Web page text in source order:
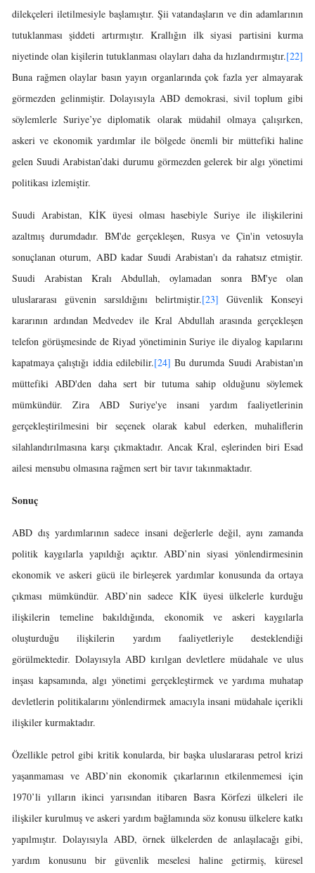
dilekçeleri iletilmesiyle başlamıştır. Şii vatandaşların ve din adamlarının
tutuklanması şiddeti artırmıştır. Krallığın ilk siyasi partisini kurma
niyetinde olan kişilerin tutuklanması olayları daha da hızlandırmıştır.[22]
Buna rağmen olaylar basın yayın organlarında çok fazla yer almayarak
görmezden gelinmiştir. Dolayısıyla ABD demokrasi, sivil toplum gibi
söylemlerle Suriye’ye diplomatik olarak müdahil olmaya çalışırken,
askeri ve ekonomik yardımlar ile bölgede önemli bir müttefiki haline
gelen Suudi Arabistan’daki durumu görmezden gelerek bir algı yönetimi
politikası izlemiştir.
Suudi Arabistan, KİK üyesi olması hasebiyle Suriye ile ilişkilerini
azaltmış durumdadır. BM'de gerçekleşen, Rusya ve Çin'in vetosuyla
sonuçlanan oturum, ABD kadar Suudi Arabistan'ı da rahatsız etmiştir.
Suudi Arabistan Kralı Abdullah, oylamadan sonra BM'ye olan
uluslararası güvenin sarsıldığını belirtmiştir.[23] Güvenlik Konseyi
kararının ardından Medvedev ile Kral Abdullah arasında gerçekleşen
telefon görüşmesinde de Riyad yönetiminin Suriye ile diyalog kapılarını
kapatmaya çalıştığı iddia edilebilir.[24] Bu durumda Suudi Arabistan'ın
müttefiki ABD'den daha sert bir tutuma sahip olduğunu söylemek
mümkündür. Zira ABD Suriye'ye insani yardım faaliyetlerinin
gerçekleştirilmesini bir seçenek olarak kabul ederken, muhaliflerin
silahlandırılmasına karşı çıkmaktadır. Ancak Kral, eşlerinden biri Esad
ailesi mensubu olmasına rağmen sert bir tavır takınmaktadır.
Sonuç
ABD dış yardımlarının sadece insani değerlerle değil, aynı zamanda
politik kaygılarla yapıldığı açıktır. ABD’nin siyasi yönlendirmesinin
ekonomik ve askeri gücü ile birleşerek yardımlar konusunda da ortaya
çıkması mümkündür. ABD’nin sadece KİK üyesi ülkelerle kurduğu
ilişkilerin temeline bakıldığında, ekonomik ve askeri kaygılarla
oluşturduğu ilişkilerin yardım faaliyetleriyle desteklendiği
görülmektedir. Dolayısıyla ABD kırılgan devletlere müdahale ve ulus
inşası kapsamında, algı yönetimi gerçekleştirmek ve yardıma muhatap
devletlerin politikalarını yönlendirmek amacıyla insani müdahale içerikli
ilişkiler kurmaktadır.
Özellikle petrol gibi kritik konularda, bir başka uluslararası petrol krizi
yaşanmaması ve ABD’nin ekonomik çıkarlarının etkilenmemesi için
1970’li yılların ikinci yarısından itibaren Basra Körfezi ülkeleri ile
ilişkiler kurulmuş ve askeri yardım bağlamında söz konusu ülkelere katkı
yapılmıştır. Dolayısıyla ABD, örnek ülkelerden de anlaşılacağı gibi,
yardım konusunu bir güvenlik meselesi haline getirmiş, küresel